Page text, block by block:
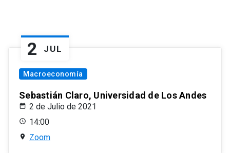
2 JUL
Macroeconomía
Sebastián Claro, Universidad de Los Andes
2 de Julio de 2021
14:00
Zoom